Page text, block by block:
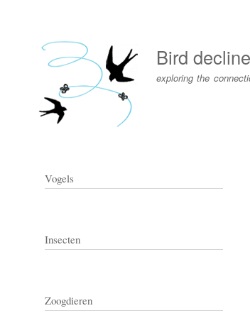
menu
Bird
exploring the
Vogels
Insecten
Zoogdieren